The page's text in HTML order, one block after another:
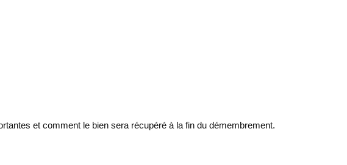
et comment le bien sera récupéré à la fin du démembrement.